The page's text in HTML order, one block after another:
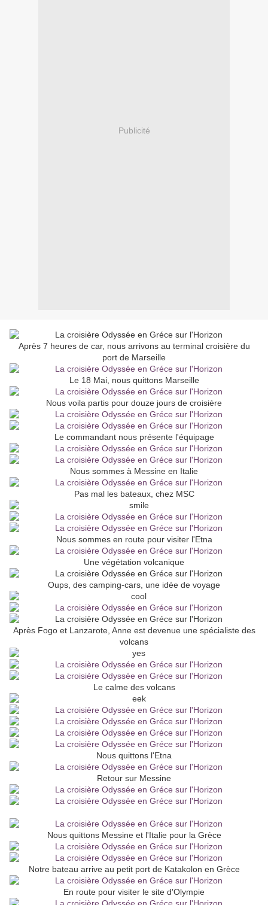
Publicité
Après 7 heures de car, nous arrivons au terminal croisière du
port de Marseille
Le 18 Mai, nous quittons Marseille
Nous voila partis pour douze jours de croisière
Le commandant nous présente l'équipage
Nous sommes à Messine en Italie
Pas mal les bateaux, chez MSC
Nous sommes en route pour visiter l'Etna
Une végétation volcanique
Oups, des camping-cars, une idée de voyage
Après Fogo et Lanzarote, Anne est devenue une spécialiste des
volcans
Le calme des volcans
Nous quittons l'Etna
Retour sur Messine
Nous quittons Messine et l'Italie pour la Grèce
Notre bateau arrive au petit port de Katakolon en Grèce
En route pour visiter le site d'Olympie